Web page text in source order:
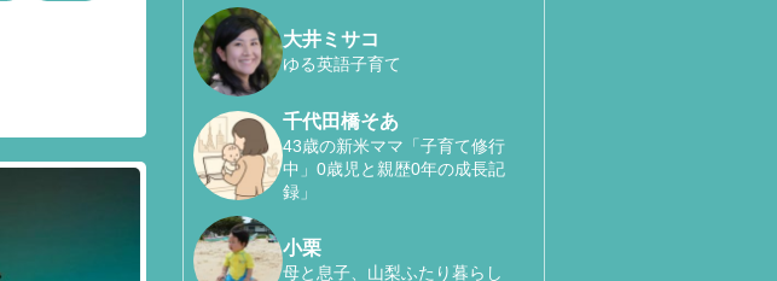
大井ミサコ
ゆる英語子育て
千代田橋そあ
43歳の新米ママ「子育て修行
中」0歳児と親歴0年の成長記
録」
小栗
母と息子、山梨ふたり暮らし